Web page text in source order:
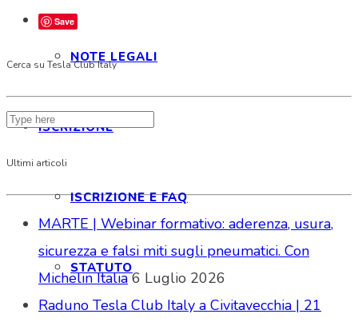
NOTE LEGALI
ISCRIZIONE
ISCRIZIONE E FAQ
STATUTO
Save
Cerca su Tesla Club Italy
Ultimi articoli
MARTE | Webinar formativo: aderenza, usura,
sicurezza e falsi miti sugli pneumatici. Con
Michelin Italia 6 Luglio 2026
Raduno Tesla Club Italy a Civitavecchia | 21